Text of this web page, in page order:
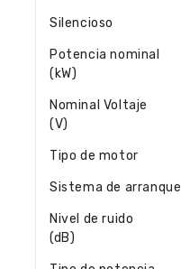
Silencioso
Potencia nominal
(kW)
Nominal Voltaje
(V)
Tipo de motor
Sistema de arranque
Nivel de ruido
(dB)